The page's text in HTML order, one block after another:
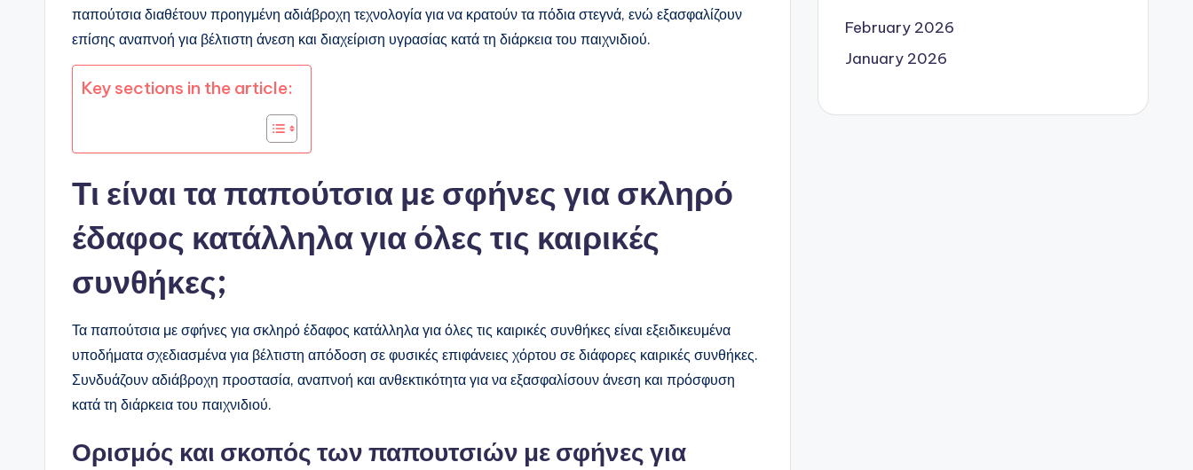
παπούτσια διαθέτουν προηγμένη αδιάβροχη τεχνολογία για να κρατούν τα πόδια στεγνά, ενώ εξασφαλίζουν
επίσης αναπνοή για βέλτιστη άνεση και διαχείριση υγρασίας κατά τη διάρκεια του παιχνιδιού.
Key sections in the article:
Τι είναι τα παπούτσια με σφήνες για σκληρό
έδαφος κατάλληλα για όλες τις καιρικές
συνθήκες;
Τα παπούτσια με σφήνες για σκληρό έδαφος κατάλληλα για όλες τις καιρικές συνθήκες είναι εξειδικευμένα
υποδήματα σχεδιασμένα για βέλτιστη απόδοση σε φυσικές επιφάνειες χόρτου σε διάφορες καιρικές συνθήκες.
Συνδυάζουν αδιάβροχη προστασία, αναπνοή και ανθεκτικότητα για να εξασφαλίσουν άνεση και πρόσφυση
κατά τη διάρκεια του παιχνιδιού.
Ορισμός και σκοπός των παπουτσιών με σφήνες για
February 2026
January 2026